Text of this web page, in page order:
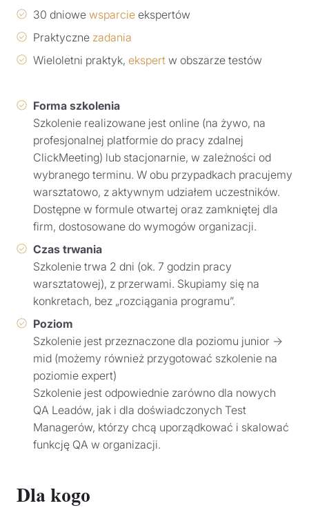
30 dniowe wsparcie ekspertów
Praktyczne zadania
Wieloletni praktyk, ekspert w obszarze testów
Forma szkolenia
Szkolenie realizowane jest online (na żywo, na
profesjonalnej platformie do pracy zdalnej
ClickMeeting) lub stacjonarnie, w zależności od
wybranego terminu. W obu przypadkach pracujemy
warsztatowo, z aktywnym udziałem uczestników.
Dostępne w formule otwartej oraz zamkniętej dla
firm, dostosowane do wymogów organizacji.
Czas trwania
Szkolenie trwa 2 dni (ok. 7 godzin pracy
warsztatowej), z przerwami. Skupiamy się na
konkretach, bez „rozciągania programu”.
Poziom
Szkolenie jest przeznaczone dla poziomu junior →
mid (możemy również przygotować szkolenie na
poziomie expert)
Szkolenie jest odpowiednie zarówno dla nowych
QA Leadów, jak i dla doświadczonych Test
Managerów, którzy chcą uporządkować i skalować
funkcję QA w organizacji.
Dla kogo